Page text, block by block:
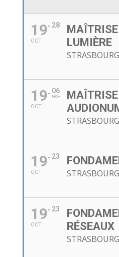
19
OCT
28
LUMIÈRE
19
OCT
06
NOV
19
OCT
23
19
OCT
23
RÉSEAUX